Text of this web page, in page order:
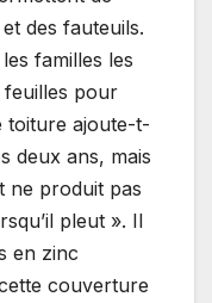
des fauteuils.
familles les
feuilles pour
toiture ajoute-t-
deux ans, mais
ne produit pas
pleut ». Il
en zinc
couverture